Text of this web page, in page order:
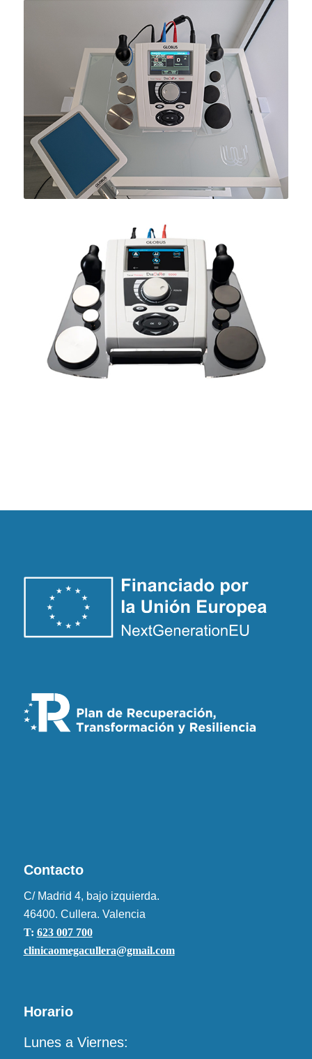
Contacto
C/ Madrid 4, bajo izquierda.
46400. Cullera. Valencia
T: 623 007 700
clinicaomegacullera@gmail.com
Horario
Lunes a Viernes: